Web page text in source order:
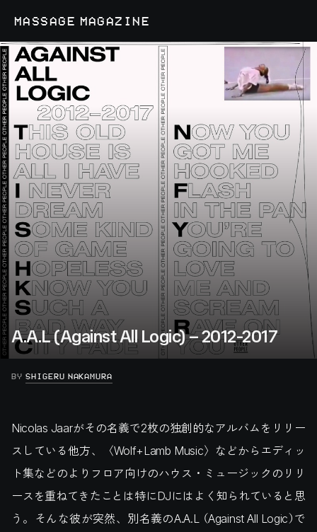
MASSAGE MAGAZINE
A.A.L (Against All Logic) – 2012-2017
BY SHIGERU NAKAMURA
Nicolas Jaarがその名義で2枚の独創的なアルバムをリリー
スしている他方、〈Wolf+Lamb Music〉などからエディッ
ト集などのよりフロア向けのハウス・ミュージックのリリ
ースを重ねてきたことは特にDJにはよく知られていると思
う。そんな彼が突然、別名義のA.A.L （Against All Logic）で